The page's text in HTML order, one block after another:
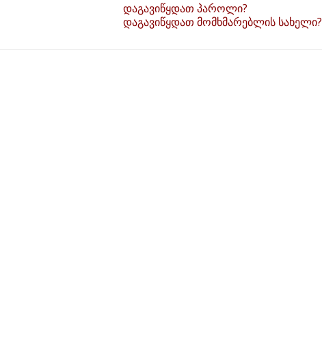
დაგავიწყდათ პაროლი?
დაგავიწყდათ მომხმარებლის სახელი?